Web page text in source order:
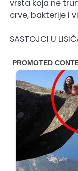
vrsta koja ne
crve, bakterije i
SASTOJCI U